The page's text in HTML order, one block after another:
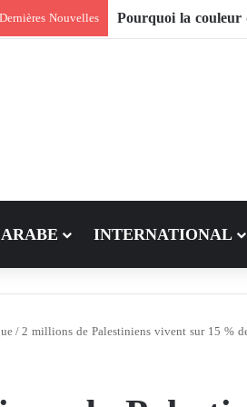
Dernières Nouvelles Comment le son de
ARABE INTERNATIONAL
/2 millions de Palestiniens vivent sur 15 %